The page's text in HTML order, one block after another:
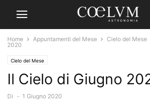
Home Appuntamenti del Mese Cielo del Mese
2020
Cielo del Mese
Il Cielo di Giugno
Di - 1 Giugno 2020